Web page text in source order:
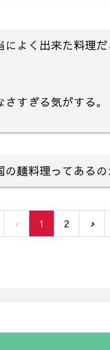
よく出来た料理だ
すぎる気がする。
麺料理ってあるの
‹ 1 2 ›